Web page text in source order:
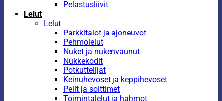
Pelastusliivit
Lelut
Lelut
Parkkitalot ja ajoneuvot
Pehmolelut
Nuket ja nukenvaunut
Nukkekodit
Potkuttelijat
Keinuhevoset ja keppihevoset
Pelit ja soittimet
Toimintalelut ja hahmot